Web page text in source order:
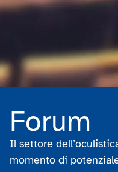
Forum
Il settore
momento di